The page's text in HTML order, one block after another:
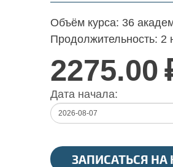
Объём курса: 36
Продолжительность: 2
2275.00
Дата начала:
ЗАПИСАТЬСЯ НА